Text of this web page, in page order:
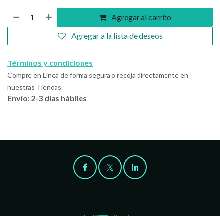
Agregar al carrito
Agregar a la lista de deseos
Términos y condiciones
Compre en Línea de forma segura o recoja directamente en
nuestras Tiendas.
Envío: 2-3 días hábiles